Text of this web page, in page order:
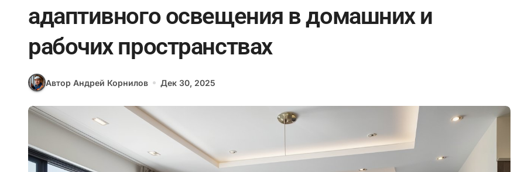
адаптивного освещения в домашних и
рабочих пространствах
Автор Андрей Корнилов Дек 30, 2025